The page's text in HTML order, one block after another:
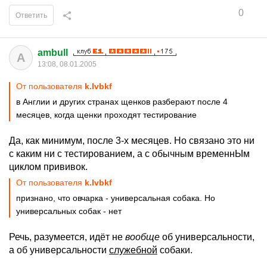
0
Ответить
A ambull
13:08, 08.01.2005
От пользователя k.lvbkf
в Англии и других странах щенков разберают после 4
месяцев, когда щенки проходят тестирование
Да, как минимум, после 3-х месяцев. Но связано это ни
с каким ни с тестированием, а с обычным временнЫм
циклом прививок.
От пользователя k.lvbkf
признано, что овчарка - универсальная собака. Но
универсальных собак - нет
Речь, разумеется, идёт не вообще об универсальности,
а об универсальности служебной собаки.